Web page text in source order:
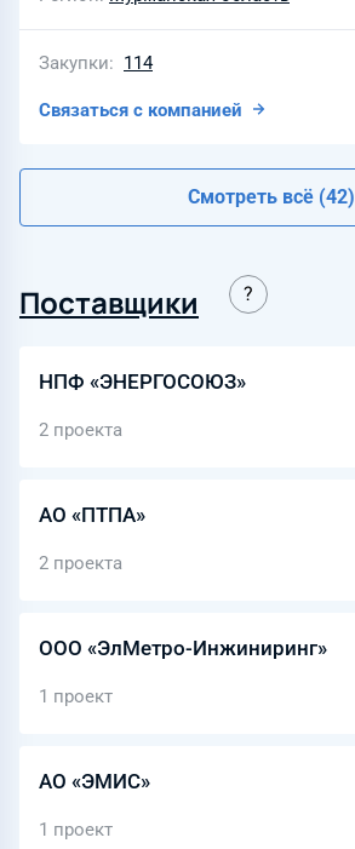
Закупки 114
Связаться с компанией
Смотреть всё (42)
Поставщики
НПФ «ЭНЕРГОСОЮЗ»
2 проекта
АО «ПТПА»
2 проекта
ООО «ЭлМетро-Инжиниринг»
1 проект
АО «ЭМИС»
1 проект